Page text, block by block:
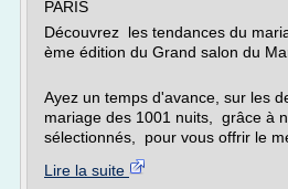
PARIS
Découvrez les tendances du
ème édition du Grand salon du
Ayez un temps d'avance, sur les
mariage des 1001 nuits, grâce à
sélectionnés, pour vous offrir le
Lire la suite